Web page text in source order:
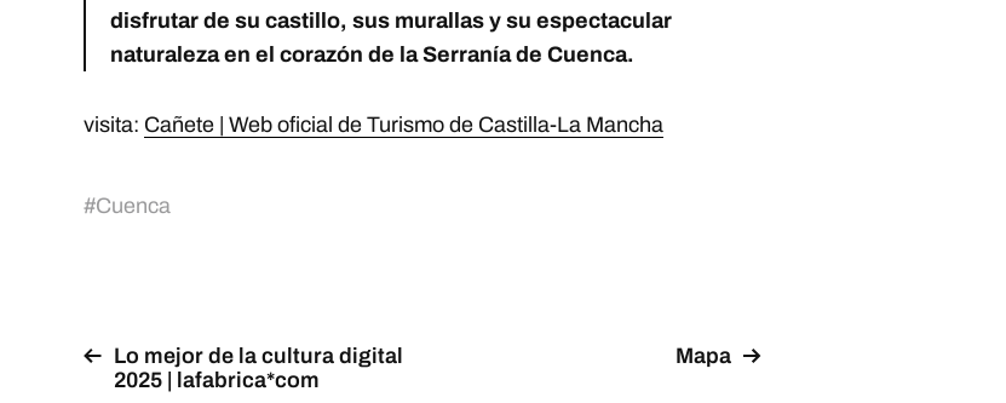
disfrutar de su castillo, sus murallas y su espectacular
naturaleza en el corazón de la Serranía de Cuenca.
visita: Cañete | Web oficial de Turismo de Castilla-La Mancha
#Cuenca
Lo mejor de la cultura digital
2025 | lafabrica*com
Mapa